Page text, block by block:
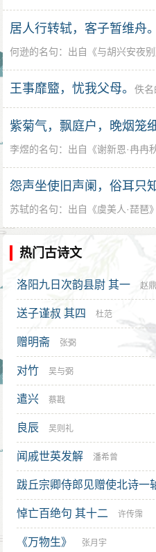
居人行转轼，客子暂维舟。
何逊的名句：出自《与胡兴安夜别
王事靡盬，忧我父母。佚名
紫菊气，飘庭户，晚烟笼
李煜的名句：出自《谢新恩·冉冉
怨声坐使旧声阑，俗耳只
苏轼的名句：出自《虞美人·琵琶》
热门古诗文
洛阳九日次韵县尉 其一 赵鼎
送子谨叔 其四 杜范
赠明斋 张弼
对竹 吴与弼
遣兴 蔡戡
良辰 吴则礼
闻戚世英发解 潘希曾
跋丘宗卿侍郎见赠使北诗一
悼亡百绝句 其十二 许传霈
《万物生》 张月宇